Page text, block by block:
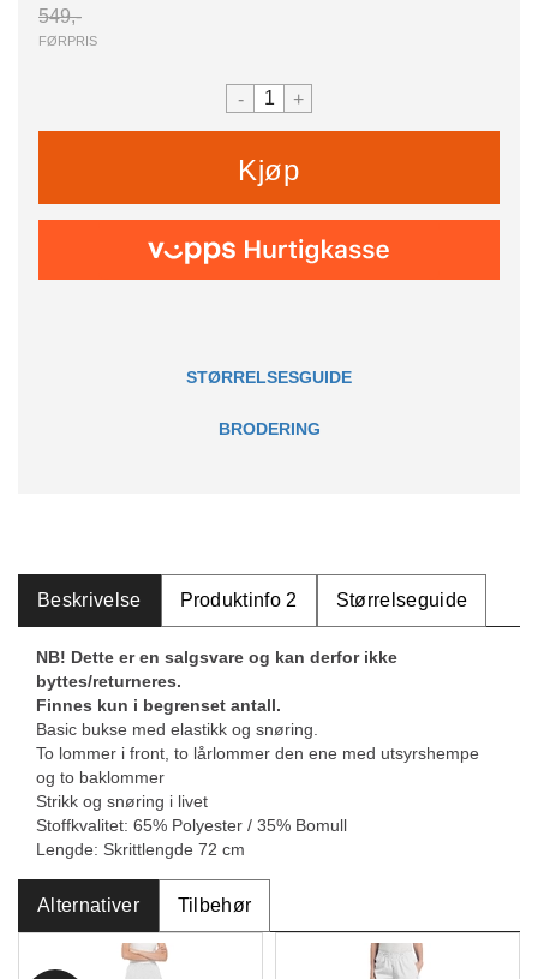
549,-
FØRPRIS
- +
Kjøp
STØRRELSESGUIDE
BRODERING
Beskrivelse Produktinfo 2 Størrelseguide
NB! Dette er en salgsvare og kan derfor ikke
byttes/returneres.
Finnes kun i begrenset antall.
Basic bukse med elastikk og snøring.
To lommer i front, to lårlommer den ene med utsyrshempe
og to baklommer
Strikk og snøring i livet
Stoffkvalitet: 65% Polyester / 35% Bomull
Lengde: Skrittlengde 72 cm
Alternativer Tilbehør